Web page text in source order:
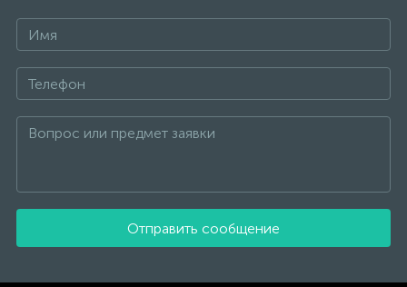
Отправить сообщение